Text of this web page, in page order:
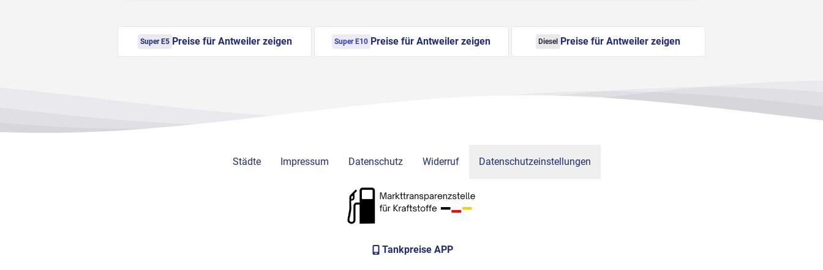
Super E5 Preise für Antweiler zeigen Super E10 Preise für Antweiler zeigen Diesel Preise für Antweiler zeigen
Städte Impressum Datenschutz Widerruf Datenschutzeinstellungen
Tankpreise APP